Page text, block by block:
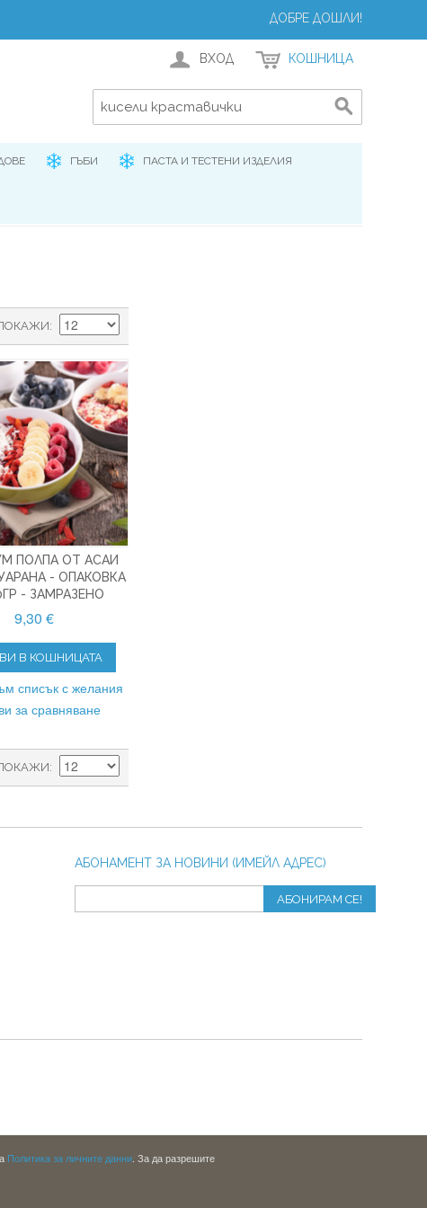
ДОБРЕ ДОШЛИ!
ВХОД КОШНИЦА
ГЪБИ ПАСТА И ТЕСТЕНИ ИЗДЕЛИЯ
ПОЛПА ОТ АСАИ
- ОПАКОВКА
- ЗАМРАЗЕНО
9,30 €
В КОШНИЦАТА
списък с желания
за сравняване
АБОНАМЕНТ ЗА НОВИНИ (ИМЕЙЛ АДРЕС)
АБОНИРАМ СЕ!
Политика за личните данни. За да разрешите